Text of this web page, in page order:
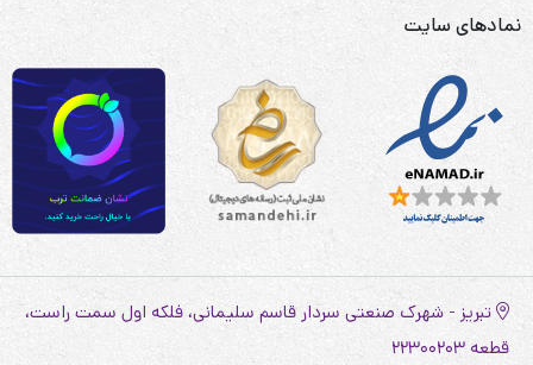
نمادهای سایت
تبریز - شهرک صنعتی سردار قاسم سلیمانی، فلکه اول سمت راست،
قطعه 22300203